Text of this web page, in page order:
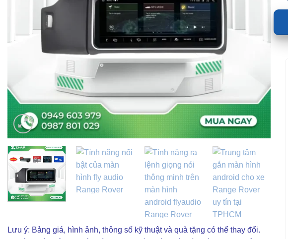
Lưu ý: Bảng giá, hình ảnh, thông số kỹ thuật và quà tặng có thể thay đổi.